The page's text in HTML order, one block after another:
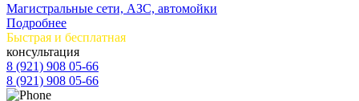
Магистральные сети, АЗС, автомойки
Подробнее
Быстрая и бесплатная
консультация
8 (921) 908 05-66
8 (921) 908 05-66